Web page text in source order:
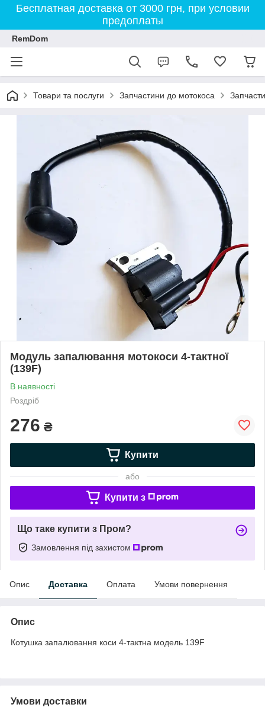
Бесплатная доставка от 3000 грн, при условии
предоплаты
RemDom
Товари та послуги Запчастини до мотокоса
Модуль запалювання мотокоси 4-тактної
(139F)
В наявності
Роздріб
276 ₴
Купити
або
Купити з
Що таке купити з Пром?
Замовлення під захистом
Опис Доставка Оплата Умови повернення
Опис
Котушка запалювання коси 4-тактна модель 139F
Умови доставки